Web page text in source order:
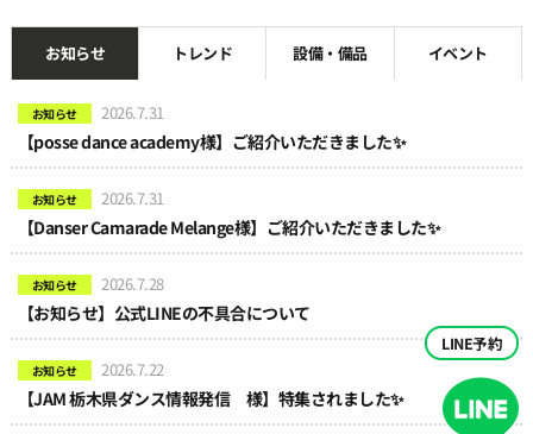
お知らせ トレンド 設備・備品 イベント
お知らせ 2026.7.31
【posse dance academy様】ご紹介いただきました✨
お知らせ 2026.7.31
【Danser Camarade Melange様】ご紹介いただきました✨
お知らせ 2026.7.28
【お知らせ】公式LINEの不具合について
お知らせ 2026.7.22
【JAM 栃木県ダンス情報発信 様】特集されました✨
LINE予約